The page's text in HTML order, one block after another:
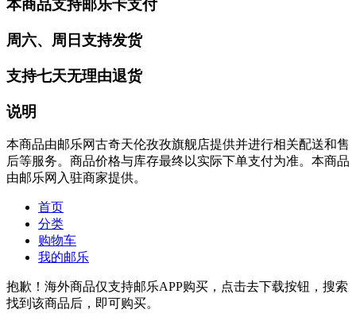
本商品支持邮乐卡支付
周六、周日支持发货
支持七天无理由退货
说明
本商品由邮乐网古奇天伦孜孜旗舰店提供并进行相关配送和售
后等服务。商品价格与库存最终以实际下单支付为准。本商品
由邮乐网入驻商家提供。
首页
分类
购物车
我的邮乐
抱歉！海外商品仅支持邮乐APP购买，点击去下载按钮，搜索
找到该商品后，即可购买。